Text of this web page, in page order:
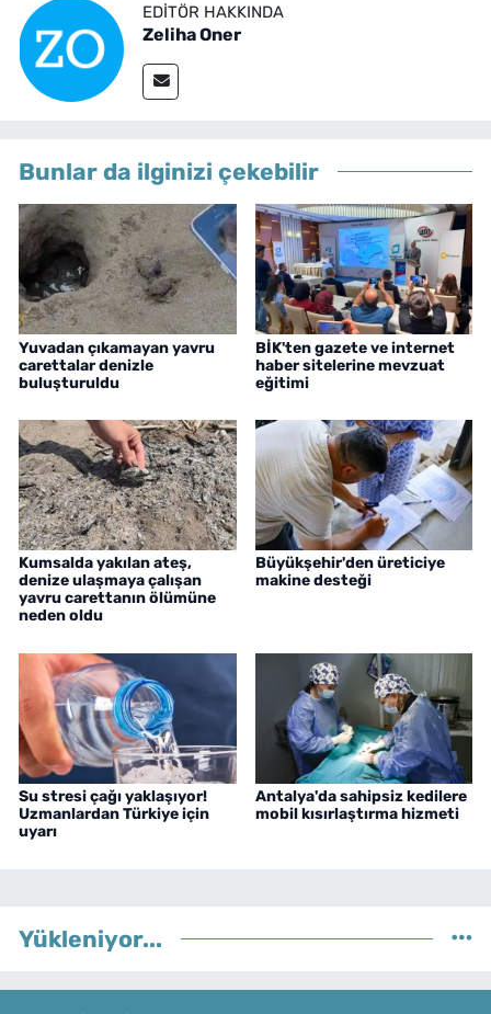
EDITÖR HAKKINDA
Zeliha Oner
Bunlar da ilginizi çekebilir
Yuvadan çıkamayan yavru
carettalar denizle
buluşturuldu
BİK'ten gazete ve internet
haber sitelerine mevzuat
eğitimi
Kumsalda yakılan ateş,
denize ulaşmaya çalışan
yavru carettanın ölümüne
neden oldu
Büyükşehir'den üreticiye
makine desteği
Su stresi çağı yaklaşıyor!
Uzmanlardan Türkiye için
uyarı
Antalya'da sahipsiz kedilere
mobil kısırlaştırma hizmeti
Yükleniyor...